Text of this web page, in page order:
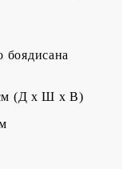
боядисана
(Д х Ш х В)